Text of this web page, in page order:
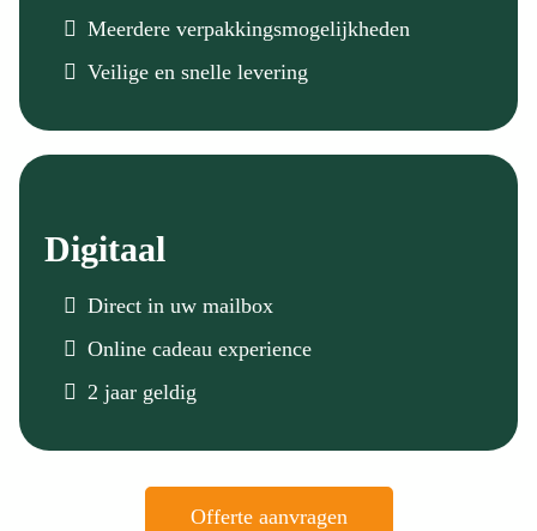
Meerdere verpakkingsmogelijkheden
Veilige en snelle levering
Digitaal
Direct in uw mailbox
Online cadeau experience
2 jaar geldig
Offerte aanvragen